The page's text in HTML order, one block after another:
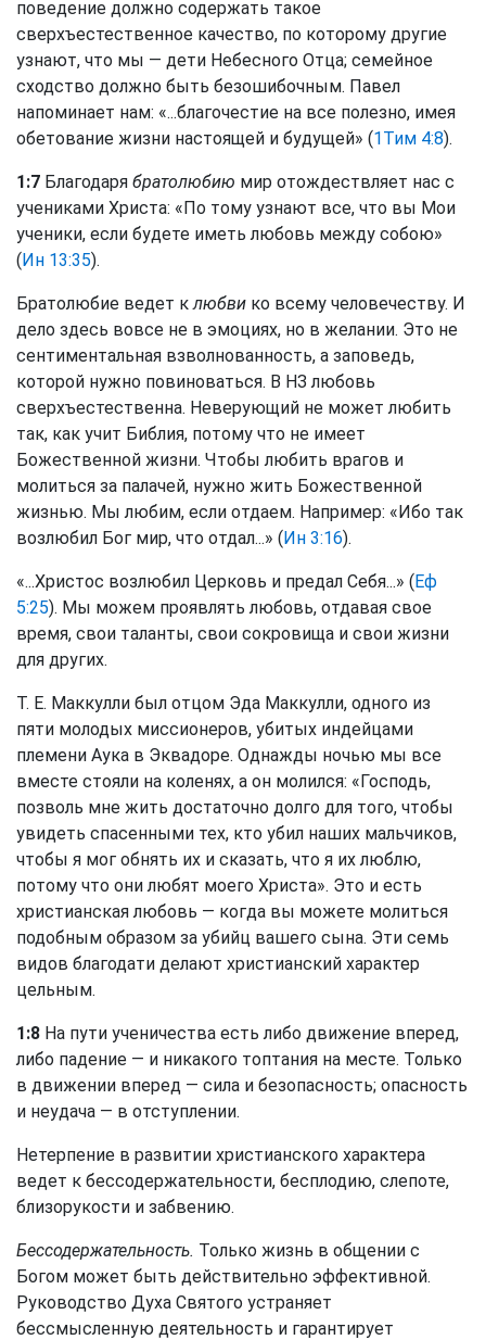
поведение должно содержать такое
сверхъестественное качество, по которому другие
узнают, что мы — дети Небесного Отца; семейное
сходство должно быть безошибочным. Павел
напоминает нам: «...благочестие на все полезно, имея
обетование жизни настоящей и будущей» (1Тим 4:8).
1:7 Благодаря братолюбию мир отождествляет нас с
учениками Христа: «По тому узнают все, что вы Мои
ученики, если будете иметь любовь между собою»
(Ин 13:35).
Братолюбие ведет клюбви ко всему человечеству. И
дело здесь вовсе не в эмоциях, но в желании. Это не
сентиментальная взволнованность, а заповедь,
которой нужно повиноваться. В НЗ любовь
сверхъестественна. Неверующий не может любить
так, как учит Библия, потому что не имеет
Божественной жизни. Чтобы любить врагов и
молиться за палачей, нужно жить Божественной
жизнью. Мы любим, если отдаем. Например: «Ибо так
возлюбил Бог мир, что отдал...» (Ин 3:16).
«...Христос возлюбил Церковь и предал Себя...» (Еф
5:25). Мы можем проявлять любовь, отдавая свое
время, свои таланты, свои сокровища и свои жизни
для других.
Т. Е. Маккулли был отцом Эда Маккулли, одного из
пяти молодых миссионеров, убитых индейцами
племени Аука в Эквадоре. Однажды ночью мы все
вместе стояли на коленях, а он молился: «Господь,
позволь мне жить достаточно долго для того, чтобы
увидеть спасенными тех, кто убил наших мальчиков,
чтобы я мог обнять их и сказать, что я их люблю,
потому что они любят моего Христа». Это и есть
христианская любовь — когда вы можете молиться
подобным образом за убийц вашего сына. Эти семь
видов благодати делают христианский характер
цельным.
1:8 На пути ученичества есть либо движение вперед,
либо падение — и никакого топтания на месте. Только
в движении вперед — сила и безопасность; опасность
и неудача — в отступлении.
Нетерпение в развитии христианского характера
ведет к бессодержательности, бесплодию, слепоте,
близорукости и забвению.
Бессодержательность. Только жизнь в общении с
Богом может быть действительно эффективной.
Руководство Духа Святого устраняет
бессмысленную деятельность и гарантирует